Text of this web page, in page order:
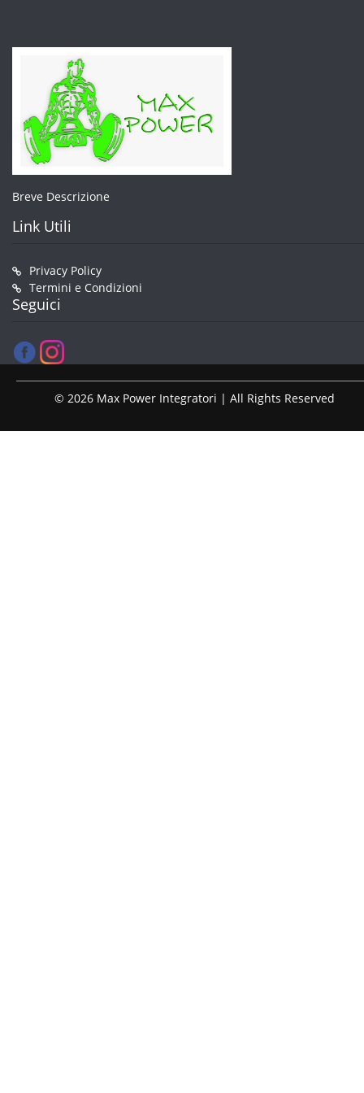
Breve Descrizione
Link Utili
Privacy Policy
Termini e Condizioni
Seguici
© 2026 Max Power Integratori | All Rights Reserved